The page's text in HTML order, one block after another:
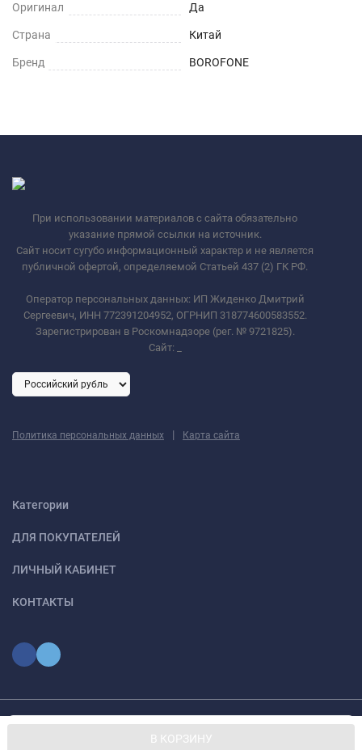
В КОРЗИНУ
Оригинал Да
Страна Китай
Бренд BOROFONE
При использовании материалов с сайта обязательно
указание прямой ссылки на источник.
Сайт носит сугубо информационный характер и не является
публичной офертой, определяемой Статьей 437 (2) ГК РФ.
Оператор персональных данных: ИП Жиденко Дмитрий
Сергеевич, ИНН 772391204952, ОГРНИП 318774600583552.
Зарегистрирован в Роскомнадзоре (рег. № 9721825).
Сайт:
Политика персональных данных | Карта сайта
Категории
ДЛЯ ПОКУПАТЕЛЕЙ
ЛИЧНЫЙ КАБИНЕТ
КОНТАКТЫ